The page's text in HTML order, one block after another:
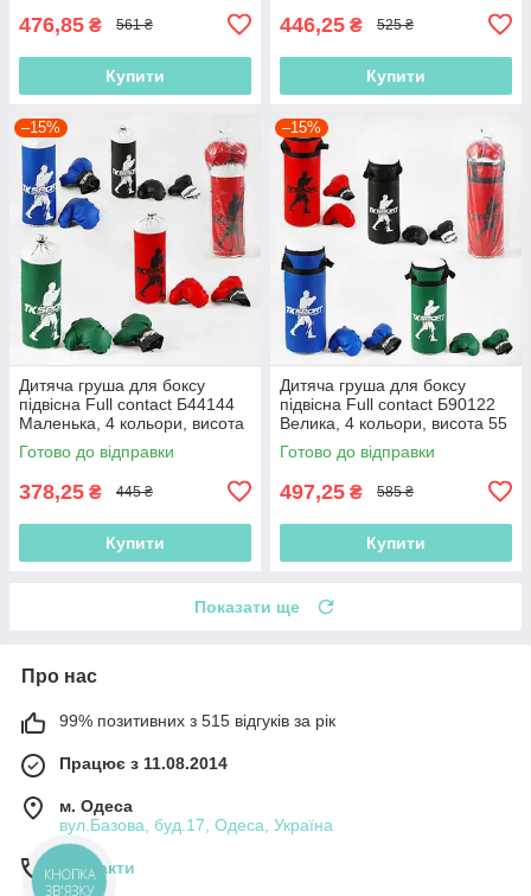
476,85 ₴ 561 ₴
Купити
446,25 ₴ 525 ₴
Купити
–15%
Дитяча груша для боксу
підвісна Full contact Б44144
Маленька, 4 кольори, висота
42 см, з рукавичками
Готово до відправки
378,25 ₴ 445 ₴
Купити
–15%
Дитяча груша для боксу
підвісна Full contact Б90122
Велика, 4 кольори, висота 55
см, з рукавичками
Готово до відправки
497,25 ₴ 585 ₴
Купити
Показати ще
Про нас
99% позитивних з 515 відгуків за рік
Працює з 11.08.2014
м. Одеса
вул.Базова, буд.17, Одеса, Україна
Контакти
КНОПКА
ЗВ'ЯЗКУ